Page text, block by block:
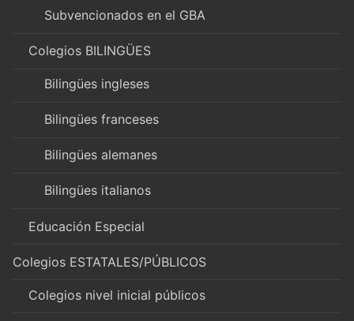
Subvencionados en el GBA
Colegios BILINGÜES
Bilingües ingleses
Bilingües franceses
Bilingües alemanes
Bilingües italianos
Educación Especial
Colegios ESTATALES/PÚBLICOS
Colegios nivel inicial públicos